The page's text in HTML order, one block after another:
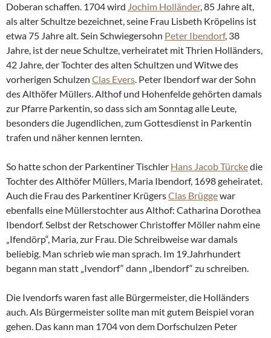
Doberan schaffen. 1704 wird Jochim Holländer, 85 Jahre alt,
als alter Schultze bezeichnet, seine Frau Lisbeth Kröpelins ist
etwa 75 Jahre alt. Sein Schwiegersohn Peter Ibendorf, 38
Jahre, ist der neue Schultze, verheiratet mit Thrien Holländers,
42 Jahre, der Tochter des alten Schultzen und Witwe des
vorherigen Schulzen Clas Evers. Peter Ibendorf war der Sohn
des Althöfer Müllers. Althof und Hohenfelde gehörten damals
zur Pfarre Parkentin, so dass sich am Sonntag alle Leute,
besonders die Jugendlichen, zum Gottesdienst in Parkentin
trafen und näher kennen lernten.
So hatte schon der Parkentiner Tischler Hans Jacob Türckedie
Tochter des Althöfer Müllers, Maria Ibendorf, 1698 geheiratet.
Auch die Frau des Parkentiner KrügersClas Brüggewar
ebenfalls eine Müllerstochter aus Althof: Catharina Dorothea
Ibendorf. Selbst der Retschower Christoffer Möller nahm eine
„Ifendörp“, Maria, zur Frau. Die Schreibweise war damals
beliebig. Man schrieb wie man sprach. Im 19.Jahrhundert
begann man statt „Ivendorf“ dann „Ibendorf“ zu schreiben.
Die Ivendorfs waren fast alle Bürgermeister, die Holländers
auch. Als Bürgermeister sollte man mit gutem Beispiel voran
gehen. Das kann man 1704 von dem Dorfschulzen Peter